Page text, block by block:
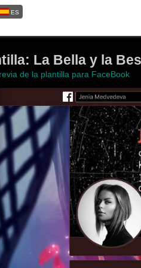
ES
La Bella y la
de la plantilla para FaceBook